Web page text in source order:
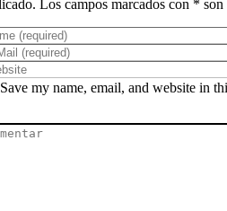
Save my name, email, and website in